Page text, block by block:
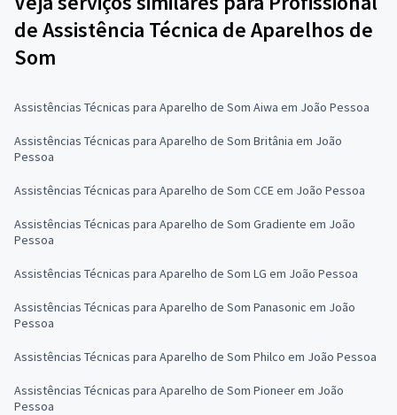
de Assistência Técnica de Aparelhos de
Som
Assistências Técnicas para Aparelho de Som Aiwa em João Pessoa
Assistências Técnicas para Aparelho de Som Britânia em João
Pessoa
Assistências Técnicas para Aparelho de Som CCE em João Pessoa
Assistências Técnicas para Aparelho de Som Gradiente em João
Pessoa
Assistências Técnicas para Aparelho de Som LG em João Pessoa
Assistências Técnicas para Aparelho de Som Panasonic em João
Pessoa
Assistências Técnicas para Aparelho de Som Philco em João Pessoa
Assistências Técnicas para Aparelho de Som Pioneer em João
Pessoa